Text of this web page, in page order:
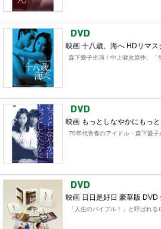
映画 十八歳、海へ HDリマス
森下愛子主演！中上健次原作、「
映画 もっとしなやかにもっ
70年代青春のアイドル・森下愛子
映画 日日是好日 豪華版 DVD
「人生のバイブル！」と呼ばれる